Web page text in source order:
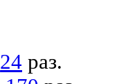
24 раз.